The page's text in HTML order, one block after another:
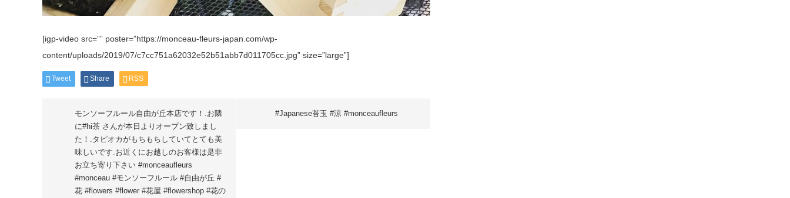
[igp-video src=”” poster=”https://monceau-fleurs-japan.com/wp-
content/uploads/2019/07/c7cc751a62032e52b51abb7d011705cc.jpg” size=”large”]
Tweet Share RSS
モンソーフルール自由が丘本店です！.お隣
に#hi茶 さんが本日よりオープン致しまし
た！.タピオカがもちもちしていてとても美
味しいです.お近くにお越しのお客様は是非
お立ち寄り下さい️ #monceaufleurs
#monceau #モンソーフルール #自由が丘 #
花 #flowers #flower #花屋 #flowershop #花の
#Japanese苔玉 #涼 #monceaufleurs